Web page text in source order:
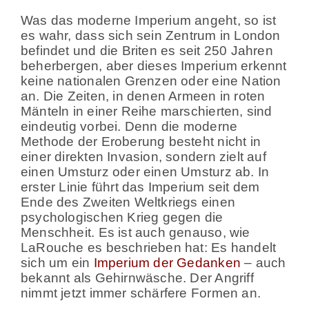
Was das moderne Imperium angeht, so ist
es wahr, dass sich sein Zentrum in London
befindet und die Briten es seit 250 Jahren
beherbergen, aber dieses Imperium erkennt
keine nationalen Grenzen oder eine Nation
an. Die Zeiten, in denen Armeen in roten
Mänteln in einer Reihe marschierten, sind
eindeutig vorbei. Denn die moderne
Methode der Eroberung besteht nicht in
einer direkten Invasion, sondern zielt auf
einen Umsturz oder einen Umsturz ab. In
erster Linie führt das Imperium seit dem
Ende des Zweiten Weltkriegs einen
psychologischen Krieg gegen die
Menschheit. Es ist auch genauso, wie
LaRouche es beschrieben hat: Es handelt
sich um ein Imperium der Gedanken – auch
bekannt als Gehirnwäsche. Der Angriff
nimmt jetzt immer schärfere Formen an.